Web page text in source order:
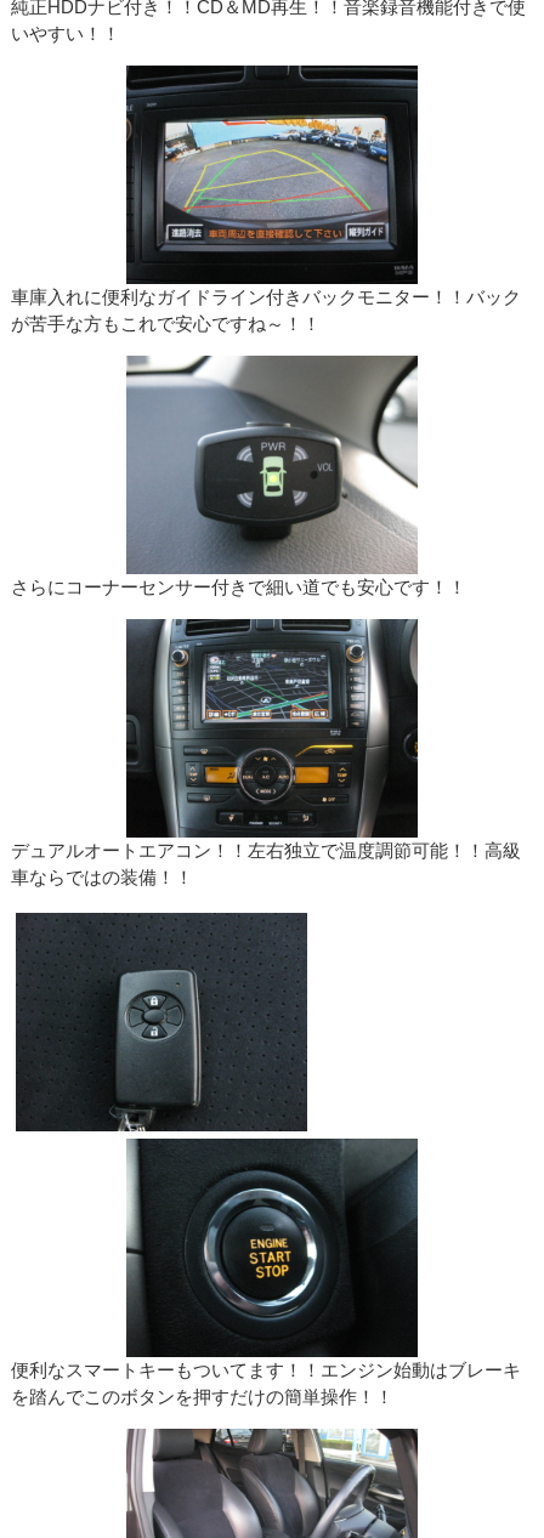
純正HDDナビ付き！！CD＆MD再生！！音楽録音機能付きで使
いやすい！！
車庫入れに便利なガイドライン付きバックモニター！！バック
が苦手な方もこれで安心ですね～！！
さらにコーナーセンサー付きで細い道でも安心です！！
デュアルオートエアコン！！左右独立で温度調節可能！！高級
車ならではの装備！！
便利なスマートキーもついてます！！エンジン始動はブレーキ
を踏んでこのボタンを押すだけの簡単操作！！